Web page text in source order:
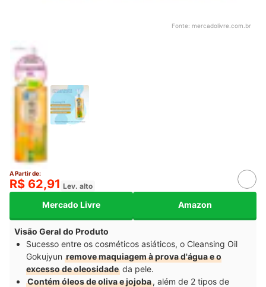
Fonte: mercadolivre.com.br
A Partir de:
R$ 62,91 Lev. alto
Mercado Livre Amazon
Visão Geral do Produto
Sucesso entre os cosméticos asiáticos, o Cleansing Oil
Gokujyun remove maquiagem à prova d'água e o
excesso de oleosidade da pele.
Contém óleos de oliva e jojoba, além de 2 tipos de